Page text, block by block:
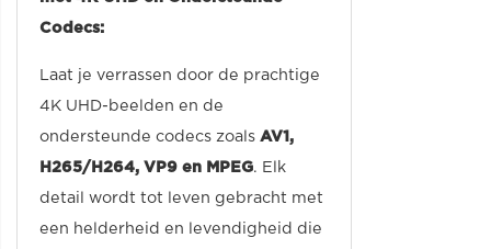
Codecs:
Laat je verrassen door de prachtige
4K UHD-beelden en de
ondersteunde codecs zoals AV1,
H265/H264, VP9 en MPEG. Elk
detail wordt tot leven gebracht met
een helderheid en levendigheid die